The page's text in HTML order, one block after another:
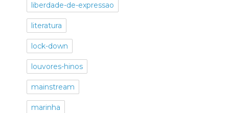
liberdade-de-expressao
literatura
lock-down
louvores-hinos
mainstream
marinha